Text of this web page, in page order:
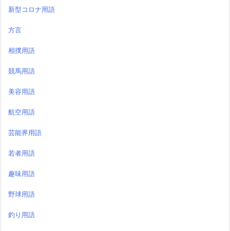
新型コロナ用語
方言
相撲用語
競馬用語
美容用語
航空用語
芸能界用語
若者用語
趣味用語
野球用語
釣り用語